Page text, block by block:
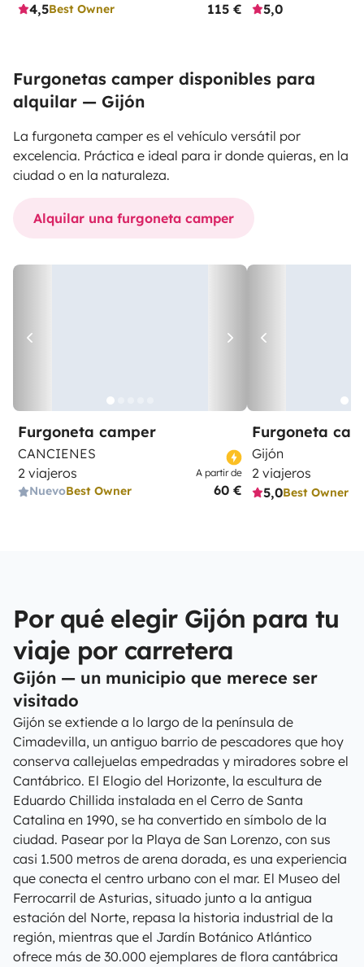
4,5Best Owner 115 €
5,0
Furgonetas camper disponibles para
alquilar — Gijón
La furgoneta camper es el vehículo versátil por
excelencia. Práctica e ideal para ir donde quieras, en la
ciudad o en la naturaleza.
Alquilar una furgoneta camper
Furgoneta camper
CANCIENES
2 viajeros
NuevoBest Owner
A partir de
60 €
Furgoneta
Gijón
2 viajeros
5,0Best Owner
Por qué elegir Gijón para tu
viaje por carretera
Gijón — un municipio que merece ser
visitado
Gijón se extiende a lo largo de la península de
Cimadevilla, un antiguo barrio de pescadores que hoy
conserva callejuelas empedradas y miradores sobre el
Cantábrico. El Elogio del Horizonte, la escultura de
Eduardo Chillida instalada en el Cerro de Santa
Catalina en 1990, se ha convertido en símbolo de la
ciudad. Pasear por la Playa de San Lorenzo, con sus
casi 1.500 metros de arena dorada, es una experiencia
que conecta el centro urbano con el mar. El Museo del
Ferrocarril de Asturias, situado junto a la antigua
estación del Norte, repasa la historia industrial de la
región, mientras que el Jardín Botánico Atlántico
ofrece más de 30.000 ejemplares de flora cantábrica